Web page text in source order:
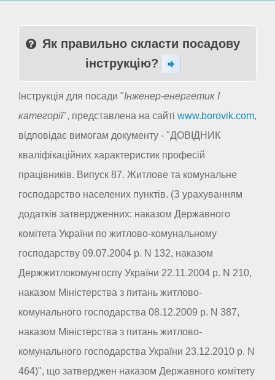
Як правильно скласти посадову
інструкцію?
Інструкція для посади "Інженер-енергетик I
категорії", представлена на сайті www.borovik.com,
відповідає вимогам документу - "ДОВІДНИК
кваліфікаційних характеристик професій
працівників. Випуск 87. Житлове та комунальне
господарство населених пунктів. (З урахуванням
додатків затвердженних: наказом Державного
комітета України по житлово-комунальному
господарству 09.07.2004 р. N 132, наказом
Держжитлокомунгоспу України 22.11.2004 р. N 210,
наказом Міністерства з питань житлово-
комунального господарства 08.12.2009 р. N 387,
наказом Міністерства з питань житлово-
комунального господарства України 23.12.2010 р. N
464)", що затверджен наказом Державного комітету